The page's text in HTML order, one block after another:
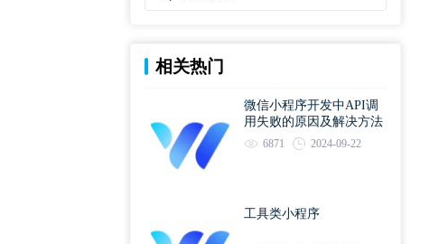
相关热门
微信小程序开发中API调
用失败的原因及解决方法
6871 2024-09-22
工具类小程序